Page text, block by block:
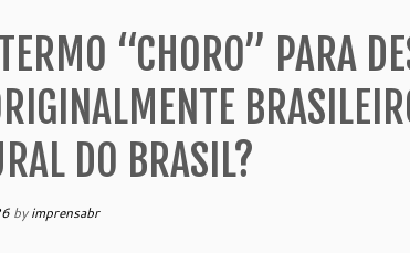
“CHORO” PARA
DO BRASIL?
byimprensabr